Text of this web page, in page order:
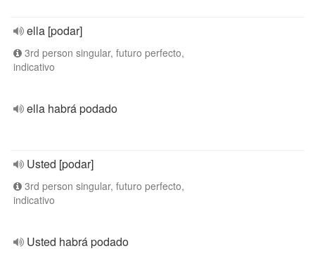
ella [podar]
3rd person singular, futuro perfecto,
indicativo
ella habrá podado
Usted [podar]
3rd person singular, futuro perfecto,
indicativo
Usted habrá podado